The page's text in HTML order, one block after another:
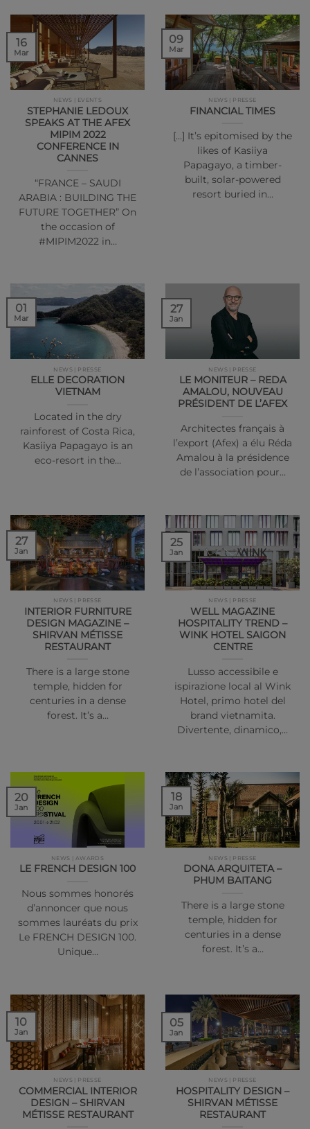
NEWS | EVENTS
STEPHANIE LEDOUX
SPEAKS AT THE AFEX
MIPIM 2022
CONFERENCE IN
CANNES
“FRANCE – SAUDI
ARABIA : BUILDING THE
FUTURE TOGETHER” On
the occasion of
#MIPIM2022 in…
16
Mar
NEWS | PRESSE
FINANCIAL TIMES
[…] It’s epitomised by the
likes of Kasiiya
Papagayo, a timber-
built, solar-powered
resort buried in…
09
Mar
NEWS | PRESSE
ELLE DECORATION
VIETNAM
Located in the dry
rainforest of Costa Rica,
Kasiiya Papagayo is an
eco-resort in the…
01
Mar
NEWS | PRESSE
LE MONITEUR – REDA
AMALOU, NOUVEAU
PRÉSIDENT DE L’AFEX
Architectes français à
l’export (Afex) a élu Réda
Amalou à la présidence
de l’association pour…
27
Jan
NEWS | PRESSE
INTERIOR FURNITURE
DESIGN MAGAZINE –
SHIRVAN MÉTISSE
RESTAURANT
There is a large stone
temple, hidden for
centuries in a dense
forest. It’s a…
27
Jan
NEWS | PRESSE
WELL MAGAZINE
HOSPITALITY TREND –
WINK HOTEL SAIGON
CENTRE
Lusso accessibile e
ispirazione local al Wink
Hotel, primo hotel del
brand vietnamita.
Divertente, dinamico,…
25
Jan
NEWS | AWARDS
LE FRENCH DESIGN 100
Nous sommes honorés
d’annoncer que nous
sommes lauréats du prix
Le FRENCH DESIGN 100.
Unique…
20
Jan
NEWS | PRESSE
DONA ARQUITETA –
PHUM BAITANG
There is a large stone
temple, hidden for
centuries in a dense
forest. It’s a…
18
Jan
NEWS | PRESSE
COMMERCIAL INTERIOR
DESIGN – SHIRVAN
MÉTISSE RESTAURANT
10
Jan
NEWS | PRESSE
HOSPITALITY DESIGN –
SHIRVAN MÉTISSE
RESTAURANT
05
Jan